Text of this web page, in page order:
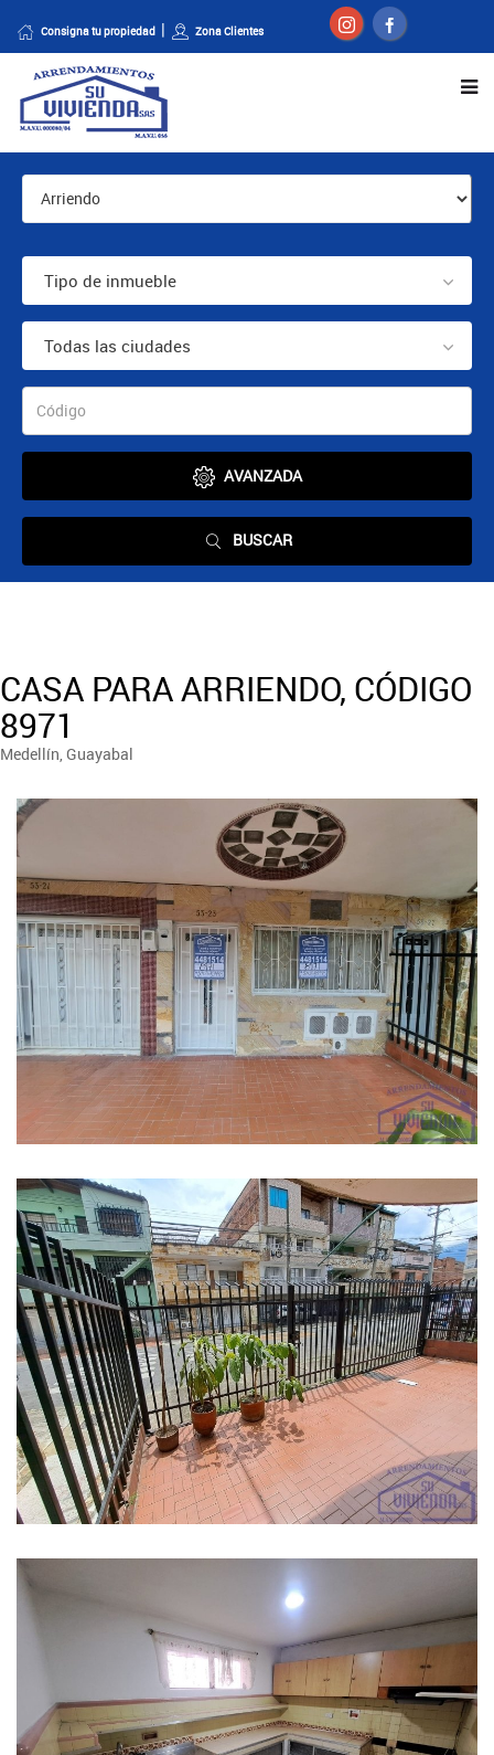
Consigna tu propiedad Zona Clientes
Tipo de inmueble
Todas las ciudades
AVANZADA
BUSCAR
CASA PARA ARRIENDO, CÓDIGO
8971
Medellín, Guayabal